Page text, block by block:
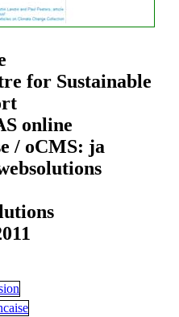
for Sustainable
online
/ oCMS: ja